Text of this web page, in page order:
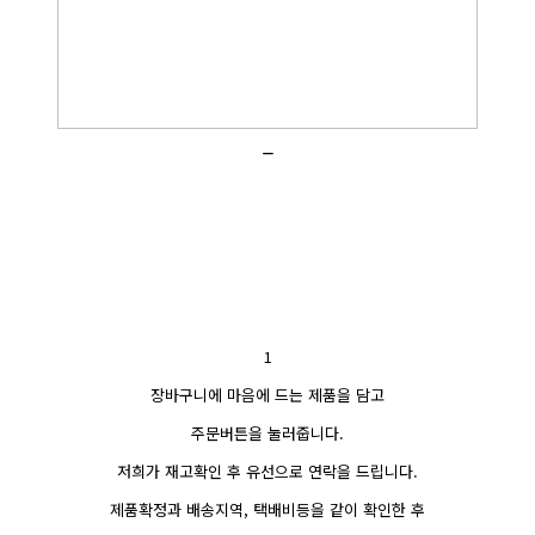
1
장바구니에 마음에 드는 제품을 담고
주문버튼을 눌러줍니다.
저희가 재고확인 후 유선으로 연락을 드립니다.
제품확정과 배송지역, 택배비등을 같이 확인한 후